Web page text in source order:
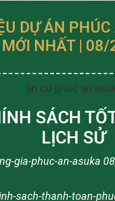
DỰ ÁN
MỚI NHẤT | 08/
SÁCH
LỊCH SỬ
gia-phuc-an-asuka
sach-thanh-toan-